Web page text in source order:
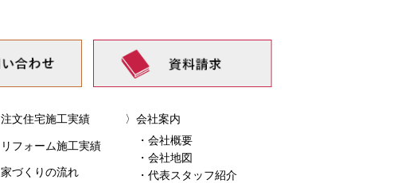
注文住宅施工実績
リフォーム施工実績
家づくりの流れ
会社案内
・会社概要
・会社地図
・代表スタッフ紹介